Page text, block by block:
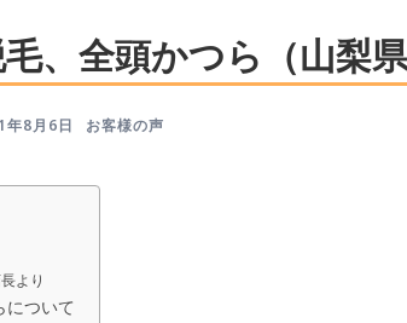
、全頭かつら（山梨県
年8月6日 お客様の声
より
について